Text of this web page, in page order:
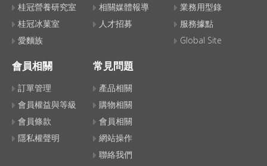
桂冠營養研究室
桂冠冰菓室
愛麵族
相關媒體報導
人才招募
業務用型錄
服務據點
Global Site
會員相關
訂單管理
會員權益與等級
會員條款
隱私權聲明
常見問題
產品相關
購物相關
會員相關
網站操作
聯絡我們